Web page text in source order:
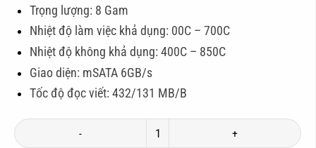
Trọng lượng: 8 Gam
Nhiệt độ làm việc khả dụng: 00C – 700C
Nhiệt độ không khả dụng: 400C – 850C
Giao diện: mSATA 6GB/s
Tốc độ đọc viết: 432/131 MB/B
Ổ Cứng Máy Tính SSD 256GB NETAC 2.5'' Chính Hãng số lượng